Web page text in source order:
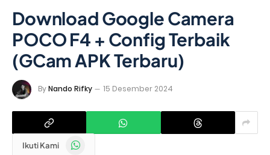
Download Google Camera
POCO F4 + Config Terbaik
(GCam APK Terbaru)
ByNando Rifky 15 Desember 2024
Ikuti Kami WhatsApp